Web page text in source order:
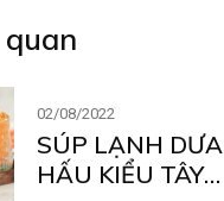
02/08/2022
SÚP LẠNH DƯA
HẤU KIỂU TÂY